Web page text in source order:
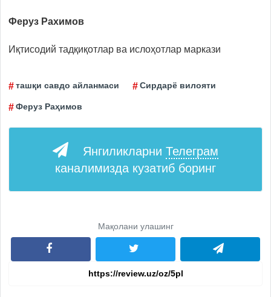
Феруз Рахимов
Иқтисодий тадқиқотлар ва ислоҳотлар маркази
ташқи савдо айланмаси Сирдарё вилояти
Феруз Раҳимов
Янгиликларни Телеграм
каналимизда кузатиб боринг
Мақолани улашинг